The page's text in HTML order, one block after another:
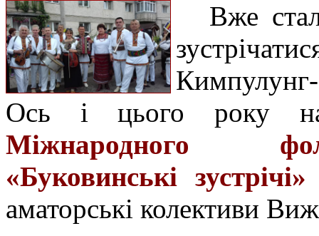
Вже
Ось і цього року
Міжнародного
«Буковинські зустрічі»
аматорські колективи